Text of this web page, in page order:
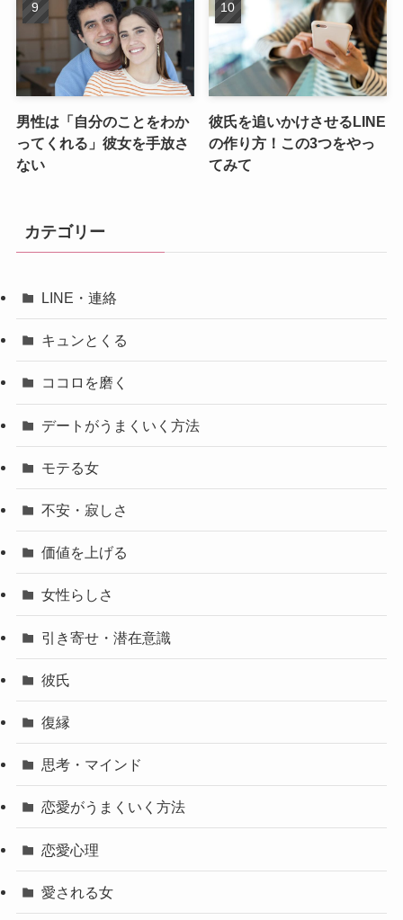
男性は「自分のことをわか
ってくれる」彼女を手放さ
ない
彼氏を追いかけさせるLINE
の作り方！この3つをやっ
てみて
カテゴリー
LINE・連絡
キュンとくる
ココロを磨く
デートがうまくいく方法
モテる女
不安・寂しさ
価値を上げる
女性らしさ
引き寄せ・潜在意識
彼氏
復縁
思考・マインド
恋愛がうまくいく方法
恋愛心理
愛される女